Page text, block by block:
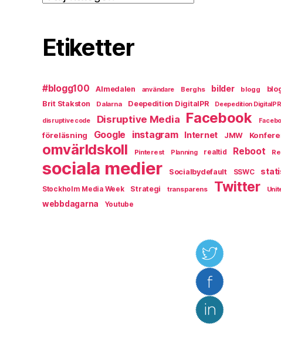
Etiketter
#blogg100 Almedalen användare Berghs bilder blogg
Brit Stakston Dalarna Deepedition DigitalPR Deepedition DigitalPR
disruptive code Disruptive Media Facebook
föreläsning Google instagram Internet JMW
omvärldskoll Pinterest Planning realtid Reboot
sociala medier Socialbydefault SSWC
Stockholm Media Week Strategi transparens Twitter
webbdagarna Youtube